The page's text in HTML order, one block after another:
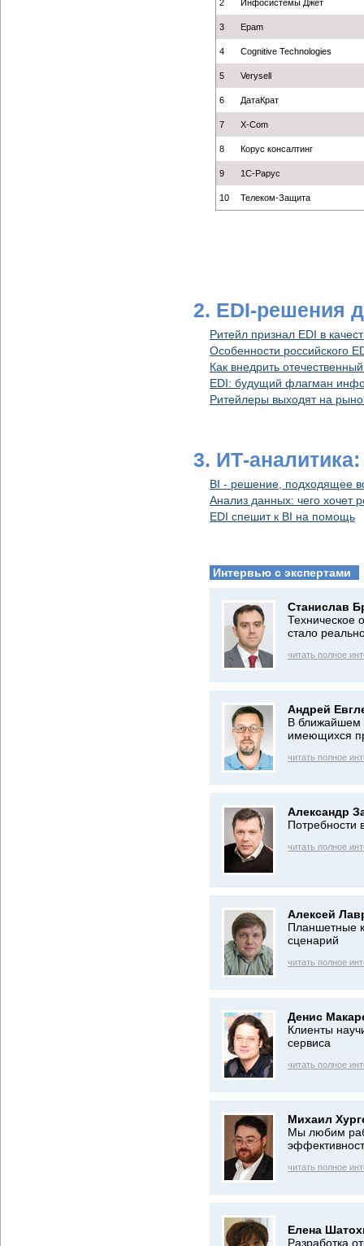
2 Инфосистемы Джет
3 Epam
4 Cognitive Technologies
5 Verysell
6 ДатаКрат
7 X-Com
8 Корус консалтинг
9 1С-Рарус
10 Телеком-Защита
2. EDI-решения
Ритейл признал EDI в
Особенности российского
Как внедрить
EDI: будущий флагман
Ритейлеры выходят на
3. ИТ-
BI - решение, подходящее
Анализ данных: чего хочет
EDI спешит к BI на помощь
Интервью с экспертами
Станислав
Техническое
стало
читать полное
Андрей
В ближайшем
имеющихся
читать полное
Александр
Потребности
читать полное
Алексей
Планшетные
сценарий
читать полное
Денис
Клиенты
сервиса
читать полное
Михаил
Мы любим
читать полное
Елена
Разработка